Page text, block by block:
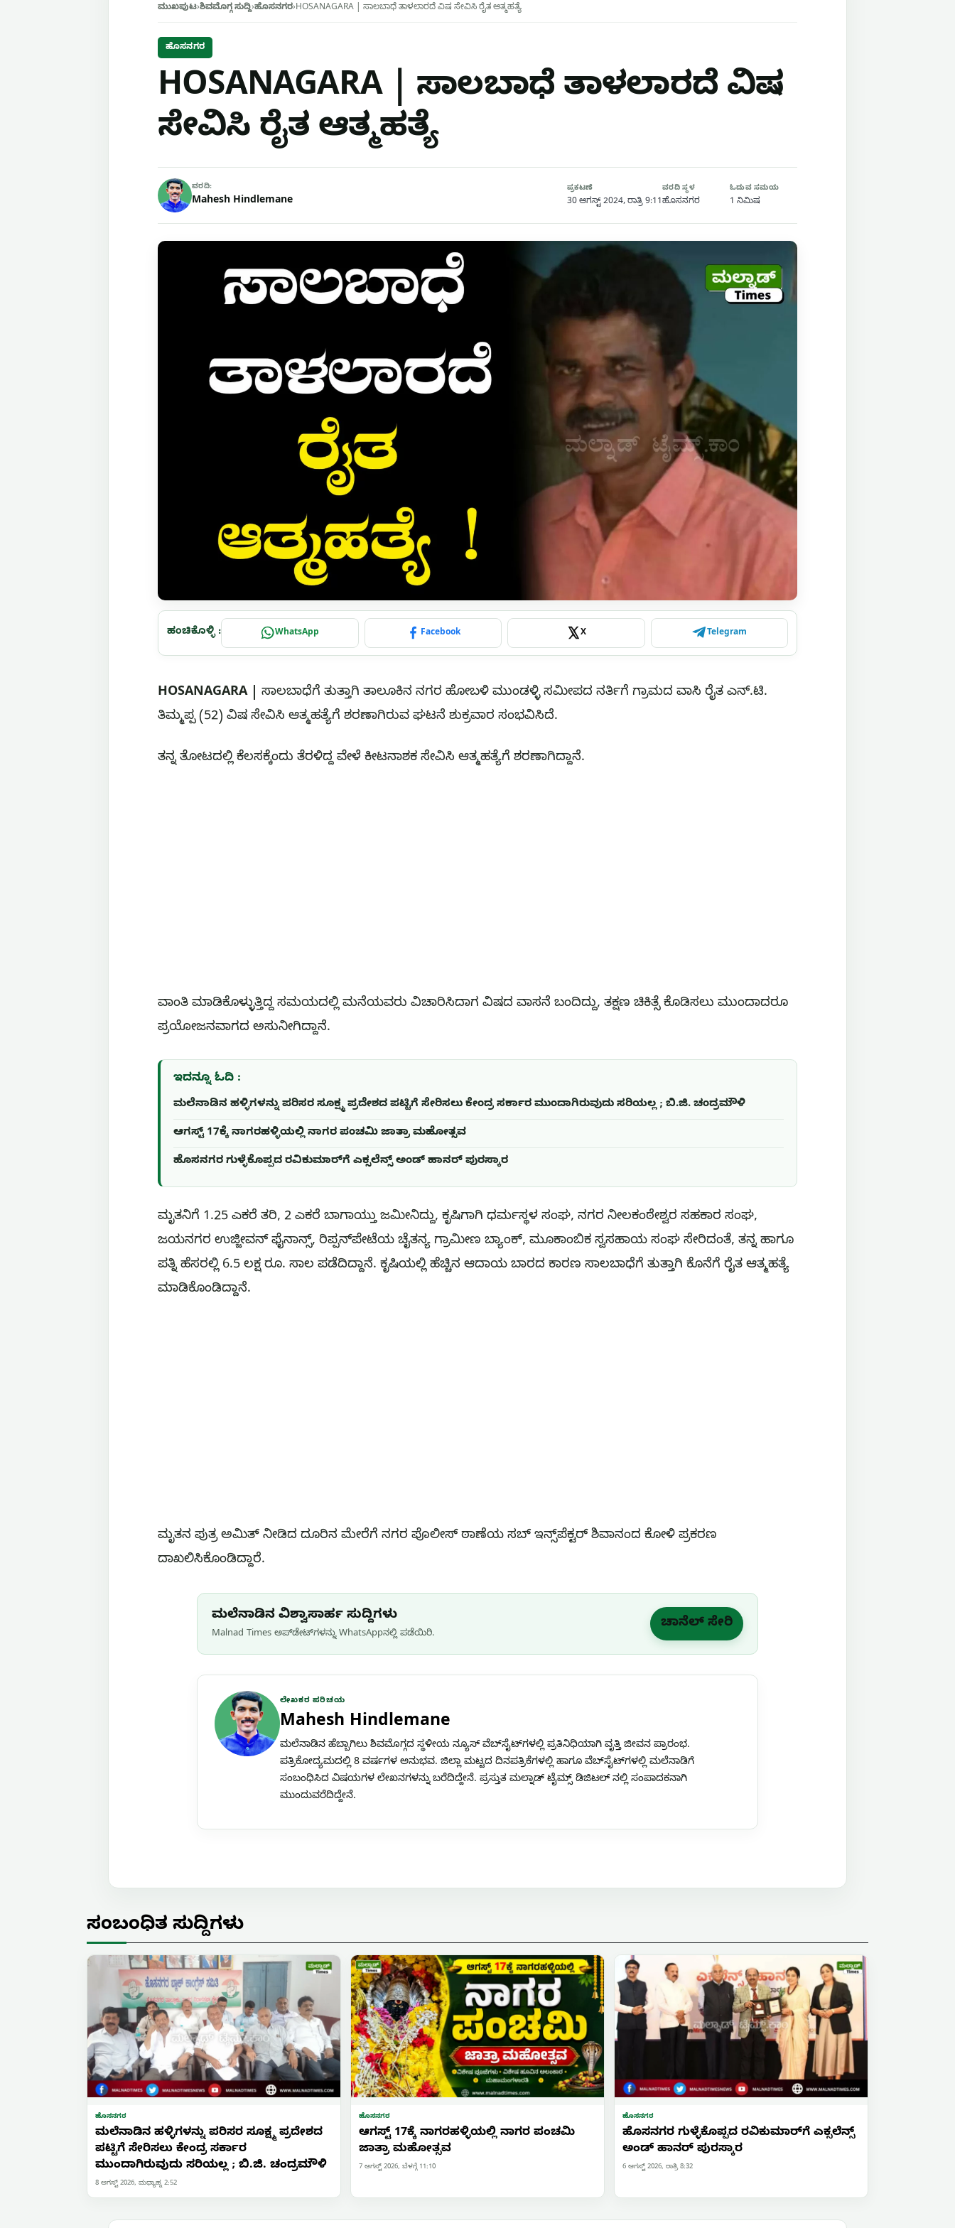
ಮುಖಪುಟ›ಶಿವಮೊಗ್ಗ ಸುದ್ದಿ›ಹೊಸನಗರ›HOSANAGARA | ಸಾಲಬಾಧೆ ತಾಳಲಾರದೆ ವಿಷ ಸೇವಿಸಿ ರೈತ ಆತ್ಮಹತ್ಯೆ
ಹೊಸನಗರ
HOSANAGARA | ಸಾಲಬಾಧೆ ತಾಳಲಾರದೆ ವಿಷ
ಸೇವಿಸಿ ರೈತ ಆತ್ಮಹತ್ಯೆ
ವರದಿ:
Mahesh Hindlemane
ಪ್ರಕಟಣೆ
30 ಆಗಸ್ಟ್ 2024, ರಾತ್ರಿ 9:11
ವರದಿ ಸ್ಥಳ
ಹೊಸನಗರ
ಓದುವ ಸಮಯ
1 ನಿಮಿಷ
ಹಂಚಿಕೊಳ್ಳಿ : WhatsApp Facebook X Telegram
HOSANAGARA |
ಸಾಲಬಾಧೆಗೆ ತುತ್ತಾಗಿ ತಾಲೂಕಿನ ನಗರ ಹೋಬಳಿ ಮುಂಡಳ್ಳಿ ಸಮೀಪದ ನರ್ತಿಗೆ ಗ್ರಾಮದ ವಾಸಿ ರೈತ ಎನ್.ಟಿ.
ತಿಮ್ಮಪ್ಪ (52) ವಿಷ ಸೇವಿಸಿ ಆತ್ಮಹತ್ಯೆಗೆ ಶರಣಾಗಿರುವ ಘಟನೆ ಶುಕ್ರವಾರ ಸಂಭವಿಸಿದೆ.
ತನ್ನ ತೋಟದಲ್ಲಿ ಕೆಲಸಕ್ಕೆಂದು ತೆರಳಿದ್ದ ವೇಳೆ ಕೀಟನಾಶಕ ಸೇವಿಸಿ‌ ಆತ್ಮಹತ್ಯೆಗೆ‌ ಶರಣಾಗಿದ್ದಾನೆ.
ವಾಂತಿ ಮಾಡಿಕೊಳ್ಳುತ್ತಿದ್ದ ಸಮಯದಲ್ಲಿ ಮನೆಯವರು ವಿಚಾರಿಸಿದಾಗ ವಿಷದ ವಾಸನೆ ಬಂದಿದ್ದು, ತಕ್ಷಣ ಚಿಕಿತ್ಸೆ ಕೊಡಿಸಲು ಮುಂದಾದರೂ
ಪ್ರಯೋಜನವಾಗದ ಅಸುನೀಗಿದ್ದಾನೆ.
ಇದನ್ನೂ ಓದಿ :
ಮಲೆನಾಡಿನ ಹಳ್ಳಿಗಳನ್ನು ಪರಿಸರ ಸೂಕ್ಷ್ಮ ಪ್ರದೇಶದ ಪಟ್ಟಿಗೆ ಸೇರಿಸಲು ಕೇಂದ್ರ ಸರ್ಕಾರ ಮುಂದಾಗಿರುವುದು ಸರಿಯಲ್ಲ ; ಬಿ.ಜಿ. ಚಂದ್ರಮೌಳಿ
ಆಗಸ್ಟ್ 17ಕ್ಕೆ ನಾಗರಹಳ್ಳಿಯಲ್ಲಿ ನಾಗರ ಪಂಚಮಿ ಜಾತ್ರಾ ಮಹೋತ್ಸವ
ಹೊಸನಗರ ಗುಳ್ಳೆಕೊಪ್ಪದ ರವಿಕುಮಾರ್‌ಗೆ ಎಕ್ಸಲೆನ್ಸ್ ಅಂಡ್ ಹಾನರ್ ಪುರಸ್ಕಾರ
ಮೃತನಿಗೆ 1.25 ಎಕರೆ ತರಿ, 2 ಎಕರೆ ಬಾಗಾಯ್ತು ಜಮೀನಿದ್ದು, ಕೃಷಿಗಾಗಿ ಧರ್ಮಸ್ಥಳ ‌ಸಂಘ, ನಗರ ನೀಲಕಂಠೇಶ್ವರ ಸಹಕಾರ ಸಂಘ,
ಜಯನಗರ ಉಜ್ಜೀವನ್ ಫೈನಾನ್ಸ್, ರಿಪ್ಪನ್‌ಪೇಟೆಯ ಚೈತನ್ಯ ಗ್ರಾಮೀಣ ಬ್ಯಾಂಕ್, ಮೂಕಾಂಬಿಕ ಸ್ವಸಹಾಯ ಸಂಘ ಸೇರಿದಂತೆ, ತನ್ನ ಹಾಗೂ
ಪತ್ನಿ ಹೆಸರಲ್ಲಿ 6.5 ಲಕ್ಷ ರೂ. ಸಾಲ ಪಡೆದಿದ್ದಾನೆ. ಕೃಷಿಯಲ್ಲಿ ಹೆಚ್ಚಿನ ಆದಾಯ ಬಾರದ ಕಾರಣ ಸಾಲಬಾಧೆಗೆ ತುತ್ತಾಗಿ ಕೊನೆಗೆ ರೈತ ಆತ್ಮಹತ್ಯೆ
ಮಾಡಿಕೊಂಡಿದ್ದಾನೆ.
ಮೃತನ ಪುತ್ರ ಅಮಿತ್ ನೀಡಿದ ದೂರಿನ ಮೇರೆಗೆ ನಗರ ಪೊಲೀಸ್ ಠಾಣೆಯ ಸಬ್ ಇನ್ಸ್‌ಪೆಕ್ಟರ್ ಶಿವಾನಂದ ಕೋಳಿ ಪ್ರಕರಣ
ದಾಖಲಿಸಿಕೊಂಡಿದ್ದಾರೆ‌.
ಮಲೆನಾಡಿನ ವಿಶ್ವಾಸಾರ್ಹ ಸುದ್ದಿಗಳು
Malnad Times ಅಪ್‌ಡೇಟ್‌ಗಳನ್ನು WhatsApp‌ನಲ್ಲಿ ಪಡೆಯಿರಿ.
ಚಾನೆಲ್ ಸೇರಿ
ಲೇಖಕರ ಪರಿಚಯ
Mahesh Hindlemane
ಮಲೆನಾಡಿನ ಹೆಬ್ಬಾಗಿಲು ಶಿವಮೊಗ್ಗದ ಸ್ಥಳೀಯ ನ್ಯೂಸ್ ವೆಬ್‌ಸೈಟ್‌ಗಳಲ್ಲಿ ಪ್ರತಿನಿಧಿಯಾಗಿ ವೃತ್ತಿ ಜೀವನ ಪ್ರಾರಂಭ.
ಪತ್ರಿಕೋದ್ಯಮದಲ್ಲಿ 8 ವರ್ಷಗಳ ಅನುಭವ. ಜಿಲ್ಲಾ ಮಟ್ಟದ ದಿನಪತ್ರಿಕೆಗಳಲ್ಲಿ ಹಾಗೂ ವೆಬ್‌ಸೈಟ್‌ಗಳಲ್ಲಿ ಮಲೆನಾಡಿಗೆ
ಸಂಬಂಧಿಸಿದ ವಿಷಯಗಳ ಲೇಖನಗಳನ್ನು ಬರೆದಿದ್ದೇನೆ. ಪ್ರಸ್ತುತ ಮಲ್ನಾಡ್ ಟೈಮ್ಸ್ ಡಿಜಿಟಲ್ ನಲ್ಲಿ ಸಂಪಾದಕನಾಗಿ
ಮುಂದುವರೆದಿದ್ದೇನೆ.
ಸಂಬಂಧಿತ ಸುದ್ದಿಗಳು
ಹೊಸನಗರ
ಮಲೆನಾಡಿನ ಹಳ್ಳಿಗಳನ್ನು ಪರಿಸರ ಸೂಕ್ಷ್ಮ ಪ್ರದೇಶದ
ಪಟ್ಟಿಗೆ ಸೇರಿಸಲು ಕೇಂದ್ರ ಸರ್ಕಾರ
ಮುಂದಾಗಿರುವುದು ಸರಿಯಲ್ಲ ; ಬಿ.ಜಿ. ಚಂದ್ರಮೌಳಿ
8 ಆಗಸ್ಟ್ 2026, ಮಧ್ಯಾಹ್ನ 2:52
ಹೊಸನಗರ
ಆಗಸ್ಟ್ 17ಕ್ಕೆ ನಾಗರಹಳ್ಳಿಯಲ್ಲಿ ನಾಗರ ಪಂಚಮಿ
ಜಾತ್ರಾ ಮಹೋತ್ಸವ
7 ಆಗಸ್ಟ್ 2026, ಬೆಳಗ್ಗೆ 11:10
ಹೊಸನಗರ
ಹೊಸನಗರ ಗುಳ್ಳೆಕೊಪ್ಪದ ರವಿಕುಮಾರ್‌ಗೆ ಎಕ್ಸಲೆನ್ಸ್
ಅಂಡ್ ಹಾನರ್ ಪುರಸ್ಕಾರ
6 ಆಗಸ್ಟ್ 2026, ರಾತ್ರಿ 8:32